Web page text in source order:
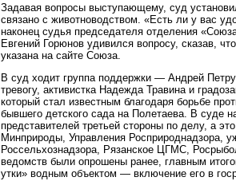
Задавая вопросы выступающему, суд
связано с животноводством. «Есть ли у вас
наконец судья председателя отделения
Евгений Горюнов удивился вопросу, сказав,
указана на сайте Союза.
В суд ходит группа поддержки — Андрей
тревогу, активистка Надежда Травина и
который стал известным благодаря борьбе
бывшего детского сада на Полетаева. В суде
представителей третьей стороны по делу, а
Минприроды, Управления Росприроднадзора,
Россельхознадзора, Рязанское ЦГМС,
ведомств были опрошены ранее, главным
утки» водным объектом — включение его в